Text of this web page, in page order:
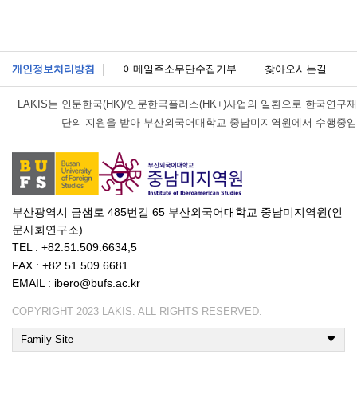
개인정보처리방침 이메일주소무단수집거부 찾아오시는길
LAKIS는 인문한국(HK)/인문한국플러스(HK+)사업의 일환으로 한국연구재
단의 지원을 받아 부산외국어대학교 중남미지역원에서 수행중임
부산광역시 금샘로 485번길 65 부산외국어대학교 중남미지역원(인
문사회연구소)
TEL : +82.51.509.6634,5
FAX : +82.51.509.6681
EMAIL : ibero@bufs.ac.kr
COPYRIGHT 2023 LAKIS. ALL RIGHTS RESERVED.
Family Site